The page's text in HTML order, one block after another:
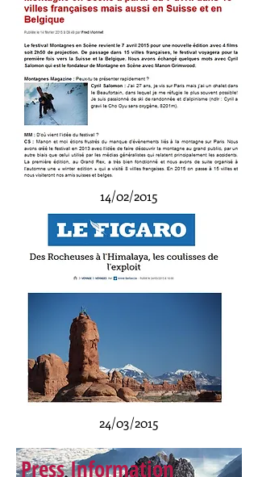
14/02/2015
24/03/2015
Press Information